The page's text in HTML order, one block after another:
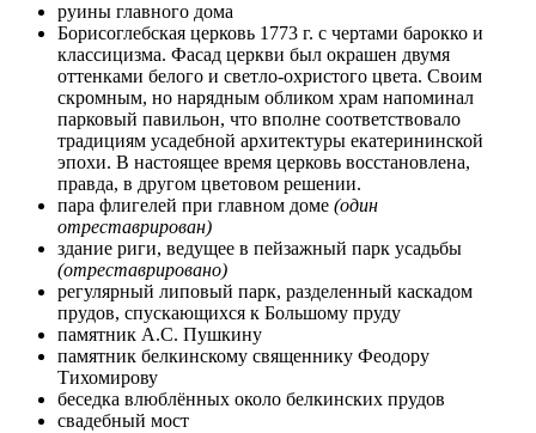
руины главного дома
Борисоглебская церковь 1773 г. с чертами барокко и
классицизма. Фасад церкви был окрашен двумя
оттенками белого и светло-охристого цвета. Своим
скромным, но нарядным обликом храм напоминал
парковый павильон, что вполне соответствовало
традициям усадебной архитектуры екатерининской
эпохи. В настоящее время церковь восстановлена,
правда, в другом цветовом решении.
пара флигелей при главном доме (один
отреставрирован)
здание риги, ведущее в пейзажный парк усадьбы
(отреставрировано)
регулярный липовый парк, разделенный каскадом
прудов, спускающихся к Большому пруду
памятник А.С. Пушкину
памятник белкинскому священнику Феодору
Тихомирову
беседка влюблённых около белкинских прудов
свадебный мост